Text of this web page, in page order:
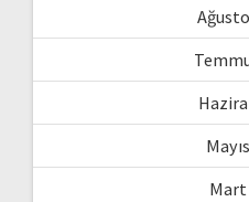
Mart